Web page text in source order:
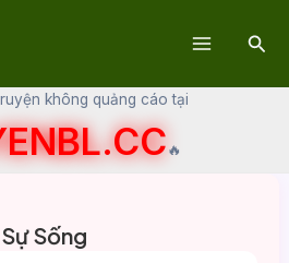
không quảng cáo tại
🔥
Sống